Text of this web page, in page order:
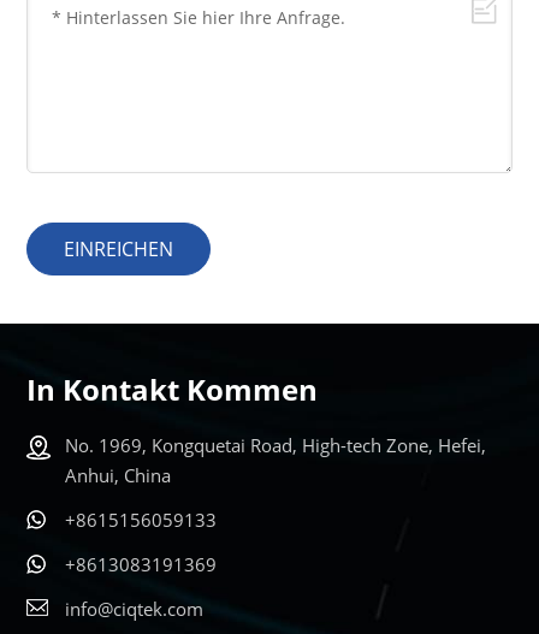
EINREICHEN
In Kontakt Kommen
No. 1969, Kongquetai Road, High-tech Zone, Hefei,
Anhui, China
+8615156059133
+8613083191369
info@ciqtek.com